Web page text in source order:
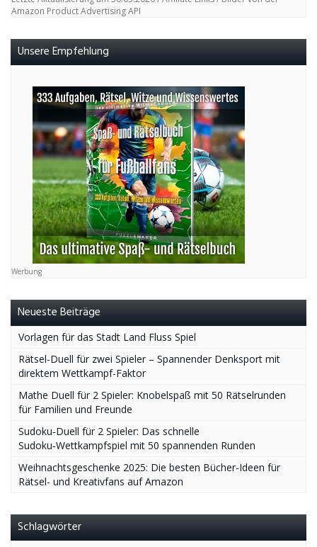
Amazon Product Advertising API
Unsere Empfehlung
Werbung
Neueste Beiträge
Vorlagen für das Stadt Land Fluss Spiel
Rätsel-Duell für zwei Spieler – Spannender Denksport mit
direktem Wettkampf-Faktor
Mathe Duell für 2 Spieler: Knobelspaß mit 50 Rätselrunden
für Familien und Freunde
Sudoku‑Duell für 2 Spieler: Das schnelle
Sudoku‑Wettkampfspiel mit 50 spannenden Runden
Weihnachtsgeschenke 2025: Die besten Bücher-Ideen für
Rätsel- und Kreativfans auf Amazon
Schlagwörter